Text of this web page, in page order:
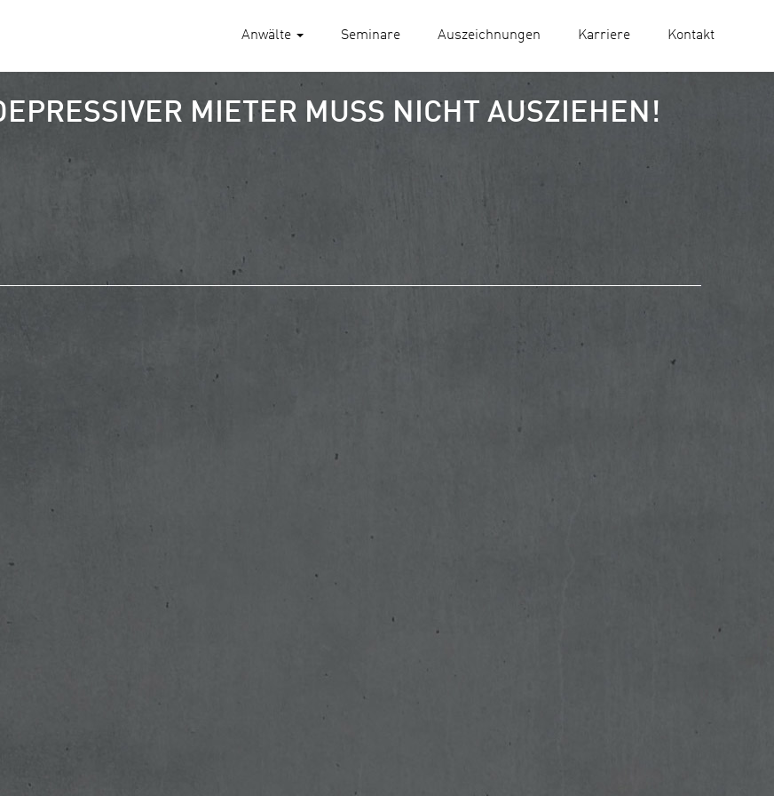
Anwälte Seminare Auszeichnungen Karriere Kontakt
MIETER MUSS NICHT AUSZIEHEN!